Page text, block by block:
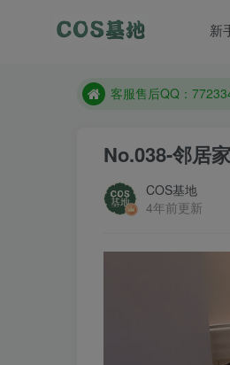
新
防失联：百度搜索《
遇到任何问题加客服
No.038-邻居
COS基地
4年前更新